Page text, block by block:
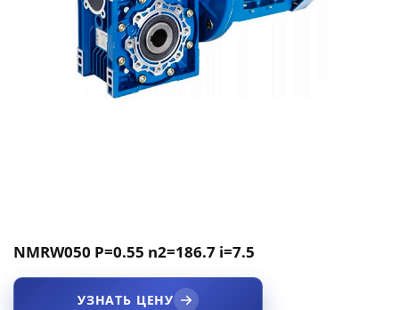
NMRW050 P=0.55 n2=186.7 i=7.5
УЗНАТЬ ЦЕНУ